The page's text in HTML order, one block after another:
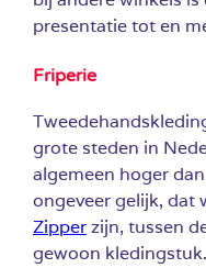
presentatie tot en
Friperie
grote steden in
algemeen hoger
ongeveer gelijk, dat
Zipperzijn, tussen
gewoon kledingstuk.